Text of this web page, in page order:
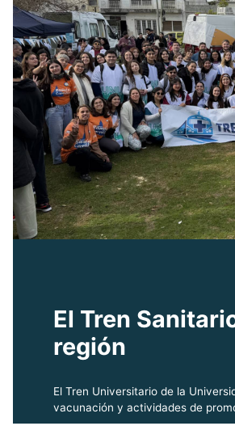
El Tren
región
El Tren Universitario de la
vacunación y actividades de